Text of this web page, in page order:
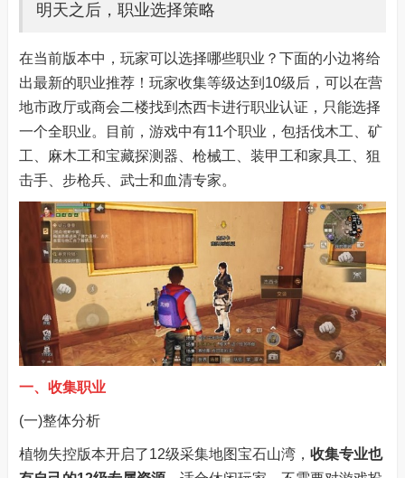
明天之后，职业选择策略
在当前版本中，玩家可以选择哪些职业？下面的小边将给
出最新的职业推荐！玩家收集等级达到10级后，可以在营
地市政厅或商会二楼找到杰西卡进行职业认证，只能选择
一个全职业。目前，游戏中有11个职业，包括伐木工、矿
工、麻木工和宝藏探测器、枪械工、装甲工和家具工、狙
击手、步枪兵、武士和血清专家。
一、收集职业
(一)整体分析
植物失控版本开启了12级采集地图宝石山湾， 收集专业也